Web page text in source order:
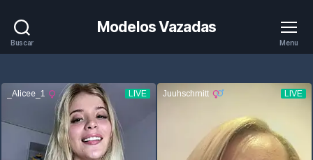
Buscar
Modelos Vazadas
Menu